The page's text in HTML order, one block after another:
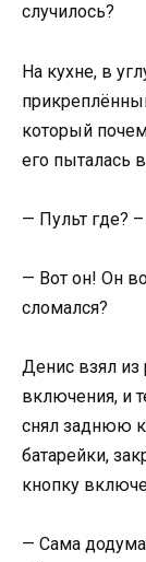
случилось?
На кухне, в
который
его пыталась
— Пульт где?
— Вот он! Он
сломался?
Денис взял из
включения, и
снял заднюю
батарейки,
кнопку
— Сама